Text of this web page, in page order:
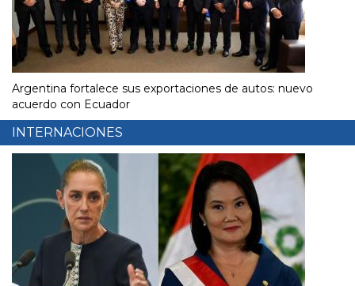
Argentina fortalece sus exportaciones de autos: nuevo
acuerdo con Ecuador
INTERNACIONES